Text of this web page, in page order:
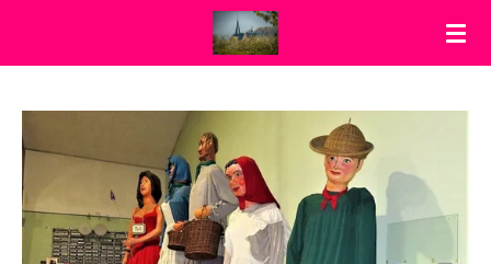
de
hoofdinhoud